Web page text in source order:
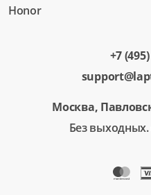
Honor
+7
Москва,
Без выходных.